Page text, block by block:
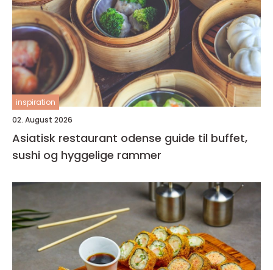
inspiration
02. August 2026
Asiatisk restaurant odense guide til buffet,
sushi og hyggelige rammer